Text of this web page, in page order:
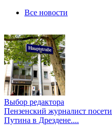
Все новости
Выбор редактора
Пензенский журналист
Путина в Дрездене....